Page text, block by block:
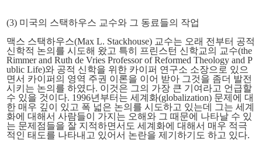
(3) 미국의 스택하우스 교수와 그 동료들의 작업
맥스 스택하우스(Max L. Stackhouse) 교수는 오래 전부터 공적
신학적 논의를 시도해 왔고 특히 프린스턴 신학교의 교수(the
Rimmer and Ruth de Vries Professor of Reformed Theology and P
ublic Life)와 공적 신학을 위한 카이퍼 연구소 소장으로 있으
면서 카이퍼의 영역 주권 이론을 이어 받아 그것을 좀더 발전
시키는 논의를 하였다. 이것은 그의 가장 큰 기여라고 언급할
수 있을 것이다. 1996년부터는 세계화(globalization) 문제에 대
한 매우 깊이 있고 폭 넓은 논의를 시도하고 있는데 그는 세계
화에 대해서 사람들이 가지는 오해와 그 때문에 나타날 수 있
는 문제점들을 잘 지적하면서도 세계화에 대해서 매우 적극
적인 태도를 나타내고 있어서 논란을 제기하기도 하고 있다.